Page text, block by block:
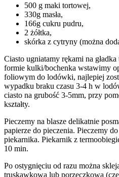
500 g maki tortowej,
330g masła,
166g cukru pudru,
2 żółtka,
skórka z cytryny (można
Ciasto ugniatamy rękami na
formie kulki/bochenka wstawimy
foliowym do lodówki, najlepiej
wypadku braku czasu 3-4 h w
ciasto na grubość 3-5mm, przy
kształty.
Pieczemy na blasze delikatnie
papierze do pieczenia. Pieczemy
piekarnika. Piekarnik z
10 min.
Po ostygnięciu od razu można
truskawkową lub porzeczkową